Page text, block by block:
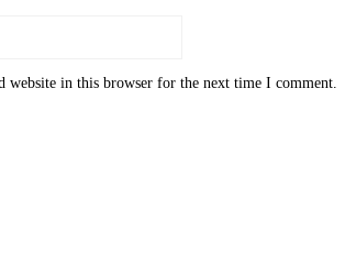
website in this browser for the next time I comment.